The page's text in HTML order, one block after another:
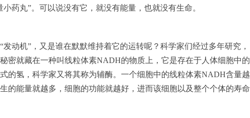
小药丸”。可以说没有它，就没有能量，也就没有生命。
发动机”，又是谁在默默维持着它的运转呢？科学家们经过多年研究，
密就藏在一种叫线粒体素NADH的物质上，它是存在于人体细胞中的
的氢，科学家又将其称为辅酶。一个细胞中的线粒体素NADH含量越
的能量就越多，细胞的功能就越好，进而该细胞以及整个个体的寿命